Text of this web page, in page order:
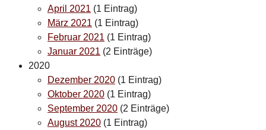
April 2021 (1 Eintrag)
März 2021 (1 Eintrag)
Februar 2021 (1 Eintrag)
Januar 2021 (2 Einträge)
2020
Dezember 2020 (1 Eintrag)
Oktober 2020 (1 Eintrag)
September 2020 (2 Einträge)
August 2020 (1 Eintrag)